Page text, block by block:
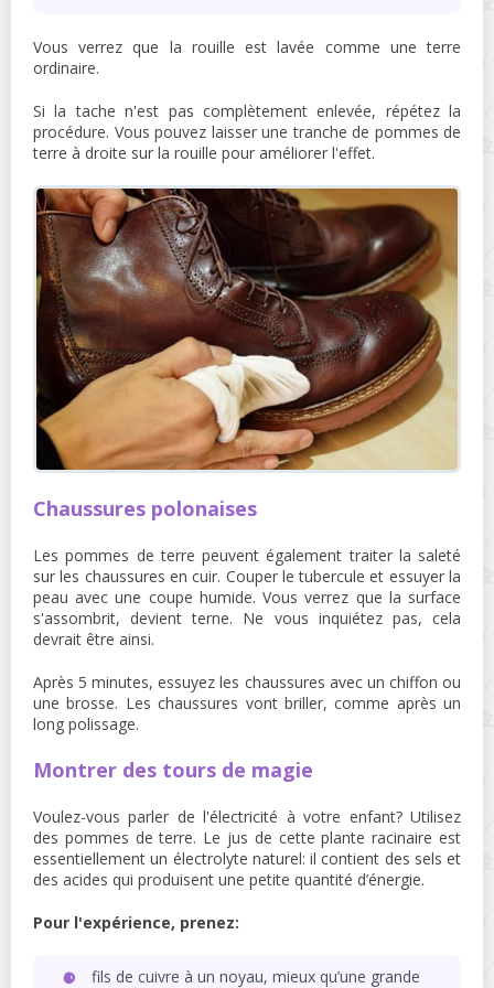
Vous verrez que la rouille est lavée comme une terre
ordinaire.
Si la tache n'est pas complètement enlevée, répétez la
procédure. Vous pouvez laisser une tranche de pommes de
terre à droite sur la rouille pour améliorer l'effet.
Chaussures polonaises
Les pommes de terre peuvent également traiter la saleté
sur les chaussures en cuir. Couper le tubercule et essuyer la
peau avec une coupe humide. Vous verrez que la surface
s'assombrit, devient terne. Ne vous inquiétez pas, cela
devrait être ainsi.
Après 5 minutes, essuyez les chaussures avec un chiffon ou
une brosse. Les chaussures vont briller, comme après un
long polissage.
Montrer des tours de magie
Voulez-vous parler de l'électricité à votre enfant? Utilisez
des pommes de terre. Le jus de cette plante racinaire est
essentiellement un électrolyte naturel: il contient des sels et
des acides qui produisent une petite quantité d’énergie.
Pour l'expérience, prenez:
fils de cuivre à un noyau, mieux qu’une grande